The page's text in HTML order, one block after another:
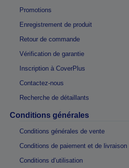
Promotions
Enregistrement de produit
Retour de commande
Vérification de garantie
Inscription à CoverPlus
Contactez-nous
Recherche de détaillants
Conditions générales
Conditions générales de vente
Conditions de paiement et de livraison
Conditions d’utilisation